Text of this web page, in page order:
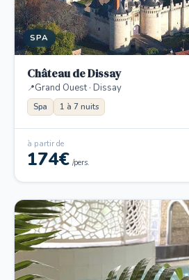
SPA
Château de Dissay
Grand Ouest · Dissay
Spa 1 à 7 nuits
à partir de
174€ /pers.